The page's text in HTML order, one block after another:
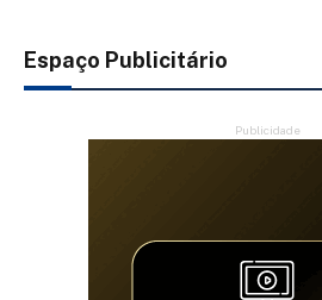
Espaço Publicitário
Publicidade